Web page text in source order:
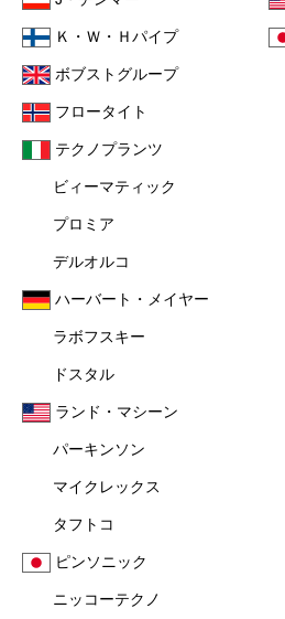
Ｋ・Ｗ・Ｈパイプ
ボブストグループ
フロータイト
テクノプランツ
ビィーマティック
プロミア
デルオルコ
ハーバート・メイヤー
ラボフスキー
ドスタル
ランド・マシーン
パーキンソン
マイクレックス
タフトコ
ピンソニック
ニッコーテクノ